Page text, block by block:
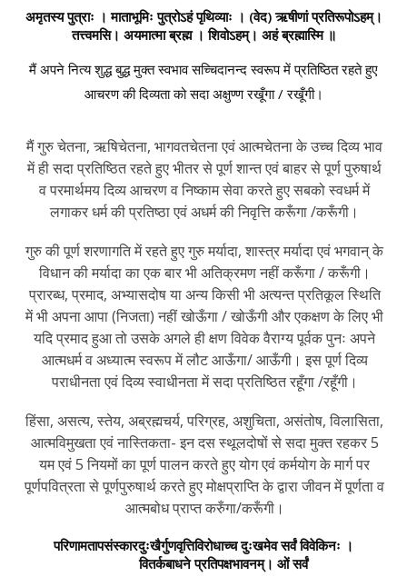
अमृतस्य पुत्राः । माताभूमिः पुत्रोऽहं पृथिव्याः । (वेद) ऋषीणां प्रतिरूपोऽहम्।
तत्त्वमसि। अयमात्मा ब्रह्म । शिवोऽहम्। अहं ब्रह्मास्मि ॥
मैं अपने नित्य शुद्ध बुद्ध मुक्त स्वभाव सच्चिदानन्द स्वरूप में प्रतिष्ठित रहते हुए
आचरण की दिव्यता को सदा अक्षुण्ण रखूँगा / रखूँगी।
मैं गुरु चेतना, ऋषिचेतना, भागवतचेतना एवं आत्मचेतना के उच्च दिव्य भाव
में ही सदा प्रतिष्ठित रहते हुए भीतर से पूर्ण शान्त एवं बाहर से पूर्ण पुरुषार्थ
व परमार्थमय दिव्य आचरण व निष्काम सेवा करते हुए सबको स्वधर्म में
लगाकर धर्म की प्रतिष्ठा एवं अधर्म की निवृत्ति करूँगा /करूँगी।
गुरु की पूर्ण शरणागति में रहते हुए गुरु मर्यादा, शास्त्र मर्यादा एवं भगवान् के
विधान की मर्यादा का एक बार भी अतिक्रमण नहीं करूँगा / करूँगी।
प्रारब्ध, प्रमाद, अभ्यासदोष या अन्य किसी भी अत्यन्त प्रतिकूल स्थिति
में भी अपना आपा (निजता) नहीं खोऊँगा / खोऊँगी और एकक्षण के लिए भी
यदि प्रमाद हुआ तो उसके अगले ही क्षण विवेक वैराग्य पूर्वक पुनः अपने
आत्मधर्म व अध्यात्म स्वरूप में लौट आऊँगा/ आऊँगी। इस पूर्ण दिव्य
पराधीनता एवं दिव्य स्वाधीनता में सदा प्रतिष्ठित रहूँगा /रहूँगी।
हिंसा, असत्य, स्तेय, अब्रह्मचर्य, परिग्रह, अशुचिता, असंतोष, विलासिता,
आत्मविमुखता एवं नास्तिकता- इन दस स्थूलदोषों से सदा मुक्त रहकर 5
यम एवं 5 नियमों का पूर्ण पालन करते हुए योग एवं कर्मयोग के मार्ग पर
पूर्णपवित्रता से पूर्णपुरुषार्थ करते हुए मोक्षप्राप्ति के द्वारा जीवन में पूर्णता व
आत्मबोध प्राप्त करुँगा/करूँगी।
परिणामतापसंस्कारदुःखैर्गुणवृत्तिविरोधाच्च दुःखमेव सर्वं विवेकिनः ।
वितर्कबाधने प्रतिपक्षभावनम्। ओं सर्वं